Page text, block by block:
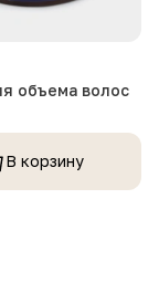
объема волос
В корзину